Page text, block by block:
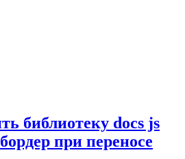
библиотеку docs js
при переносе